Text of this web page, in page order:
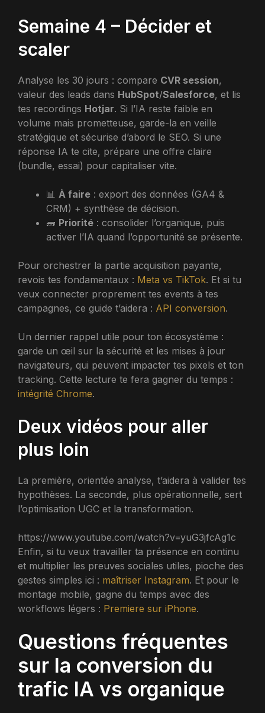
Semaine 4 – Décider et
scaler
Analyse les 30 jours : compare CVR session,
valeur des leads dans HubSpot/Salesforce, et lis
tes recordings Hotjar. Si l’IA reste faible en
volume mais prometteuse, garde-la en veille
stratégique et sécurise d’abord le SEO. Si une
réponse IA te cite, prépare une offre claire
(bundle, essai) pour capitaliser vite.
📊 À faire : export des données (GA4 &
CRM) + synthèse de décision.
🧱 Priorité : consolider l’organique, puis
activer l’IA quand l’opportunité se présente.
Pour orchestrer la partie acquisition payante,
revois tes fondamentaux : Meta vs TikTok. Et si tu
veux connecter proprement tes events à tes
campagnes, ce guide t’aidera : API conversion.
Un dernier rappel utile pour ton écosystème :
garde un œil sur la sécurité et les mises à jour
navigateurs, qui peuvent impacter tes pixels et ton
tracking. Cette lecture te fera gagner du temps :
intégrité Chrome.
Deux vidéos pour aller
plus loin
La première, orientée analyse, t’aidera à valider tes
hypothèses. La seconde, plus opérationnelle, sert
l’optimisation UGC et la transformation.
https://www.youtube.com/watch?v=yuG3jfcAg1c
Enfin, si tu veux travailler ta présence en continu
et multiplier les preuves sociales utiles, pioche des
gestes simples ici : maîtriser Instagram. Et pour le
montage mobile, gagne du temps avec des
workflows légers : Premiere sur iPhone.
Questions fréquentes
sur la conversion du
trafic IA vs organique